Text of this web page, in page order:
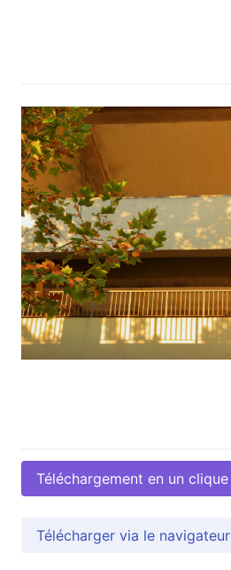
Téléchargement en un clique
Télécharger via le navigateur